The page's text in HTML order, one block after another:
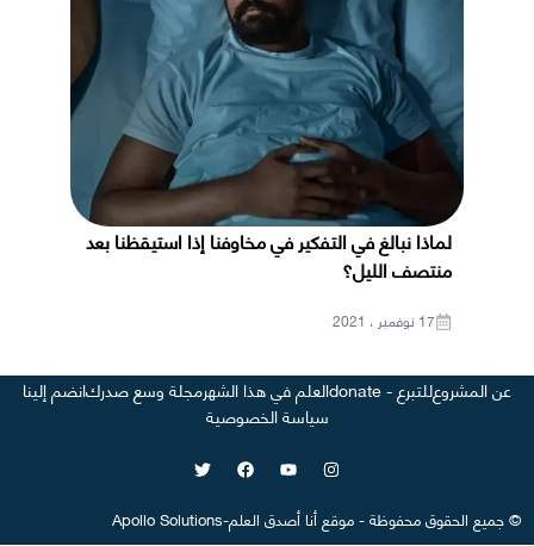
لماذا نبالغ في التفكير في مخاوفنا إذا استيقظنا بعد
منتصف الليل؟
17 نوفمبر ، 2021
عن المشروعللتبرع - donate العلم في هذا الشهرمجلة وسع صدركانضم إلينا
سياسة الخصوصية
©جميع الحقوق محفوظة-موقعأنا أصدق العلم-
Apollo Solutions